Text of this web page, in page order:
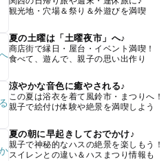
観光地・穴場＆祭り＆外遊びを満喫
夏の土曜は「土曜夜市」へ♪
商店街で縁日・屋台・イベント満喫！
食べて、遊んで、親子の思い出作り
涼やかな音色に癒やされる♪
この夏は浴衣を着て風鈴市・まつりへ！
親子で絵付け体験や絶景を満喫しよう
夏の朝に早起きしておでかけ♪
親子で神秘的なハスの絶景を楽しもう！
スイレンとの違い＆ハスまつり情報も